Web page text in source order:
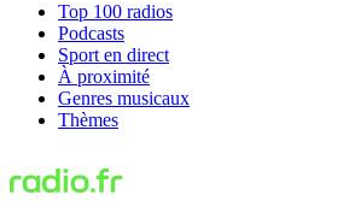
Top 100 radios
Podcasts
Sport en direct
À proximité
Genres musicaux
Thèmes